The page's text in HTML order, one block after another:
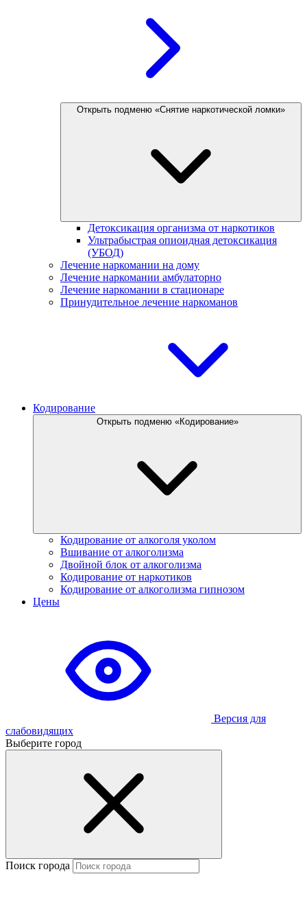
Открыть подменю «Снятие наркотической ломки»
Детоксикация организма от наркотиков
Ультрабыстрая опиоидная детоксикация
(УБОД)
Лечение наркомании на дому
Лечение наркомании амбулаторно
Лечение наркомании в стационаре
Принудительное лечение наркоманов
Кодирование
Открыть подменю «Кодирование»
Кодирование от алкоголя уколом
Вшивание от алкоголизма
Двойной блок от алкоголизма
Кодирование от наркотиков
Кодирование от алкоголизма гипнозом
Цены
Версия для
слабовидящих
Выберите город
Поиск города